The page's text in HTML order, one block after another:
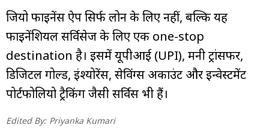
जियो फाइनेंस ऐप सिर्फ लोन के लिए नहीं, बल्कि यह
फाइनेंशियल सर्विसेज के लिए एक one-stop
destination है। इसमें यूपीआई (UPI), मनी ट्रांसफर,
डिजिटल गोल्ड, इंश्योरेंस, सेविंग्स अकाउंट और इन्वेस्टमेंट
पोर्टफोलियो ट्रैकिंग जैसी सर्विस भी हैं।
Edited By: Priyanka Kumari